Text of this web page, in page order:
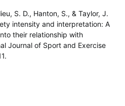
S. D., Hanton, S., & Taylor, J.
intensity and interpretation: A
their relationship with
Journal of Sport and Exercise